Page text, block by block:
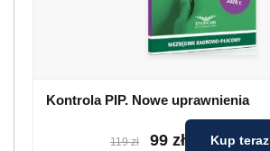
Kontrola PIP. Nowe uprawnienia
119 zł 99 zł Kup teraz